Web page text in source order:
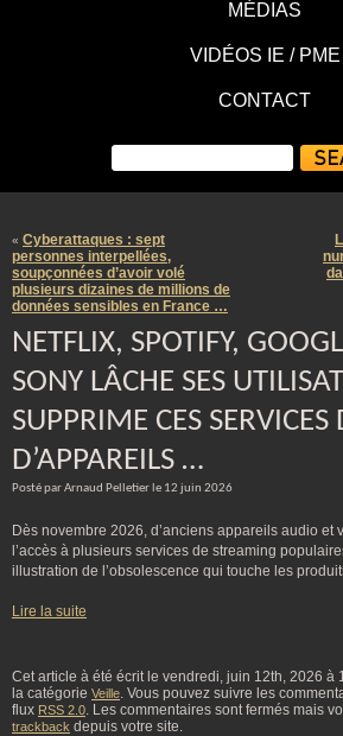
MÉDIAS
VIDÉOS IE / PME
CONTACT
« Cyberattaques : sept
personnes interpellées,
soupçonnées d’avoir volé
plusieurs dizaines de millions de
données sensibles en France …
NETFLIX, SPOTIFY,
SONY LÂCHE SES
SUPPRIME CES
D’APPAREILS …
Posté par Arnaud Pelletier le 12 juin 2026
Dès novembre 2026, d’anciens appareils audio et
l’accès à plusieurs services de streaming
illustration de l’obsolescence qui touche les
Lire la suite
Cet article à été écrit le vendredi, juin 12th, 2026 à
la catégorie Veille. Vous pouvez suivre les
flux RSS 2.0. Les commentaires sont fermés mais
trackback depuis votre site.